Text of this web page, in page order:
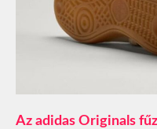
Az adidas Originals